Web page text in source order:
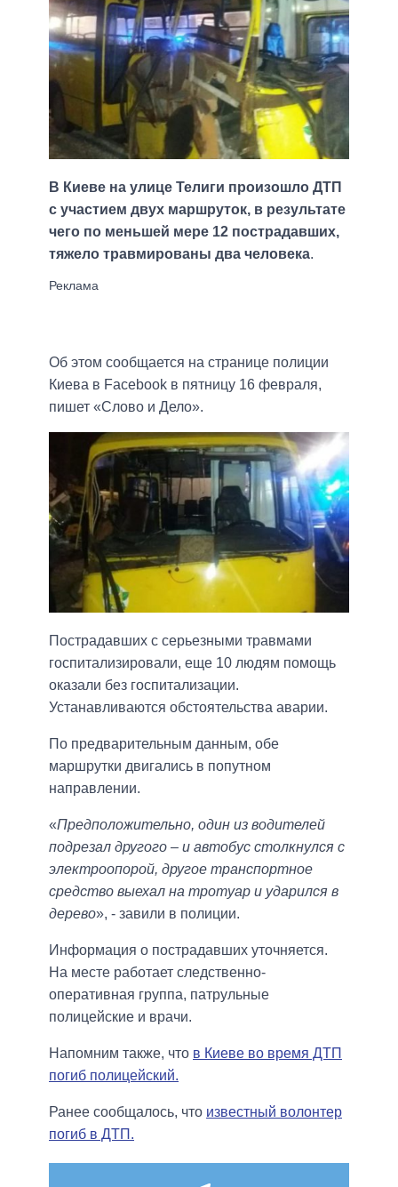
В Киеве на улице Телиги произошло ДТП
с участием двух маршруток, в результате
чего по меньшей мере 12 пострадавших,
тяжело травмированы два человека.
Об этом сообщается на странице полиции
Киева в Facebook в пятницу 16 февраля,
пишет «Слово и Дело».
Пострадавших с серьезными травмами
госпитализировали, еще 10 людям помощь
оказали без госпитализации.
Устанавливаются обстоятельства аварии.
По предварительным данным, обе
маршрутки двигались в попутном
направлении.
«Предположительно, один из водителей
подрезал другого – и автобус столкнулся с
электроопорой, другое транспортное
средство выехал на тротуар и ударился в
дерево», - завили в полиции.
Информация о пострадавших уточняется.
На месте работает следственно-
оперативная группа, патрульные
полицейские и врачи.
Напомним также, что в Киеве во время ДТП
погиб полицейский.
Ранее сообщалось, что известный волонтер
погиб в ДТП.